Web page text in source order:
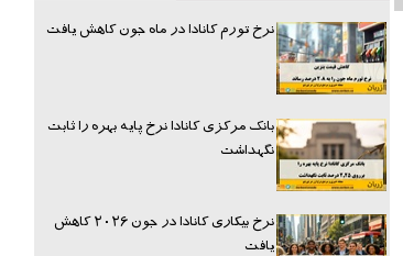
نرخ تورم کانادا در ماه جون کاهش یافت
بانک مرکزی کانادا نرخ پایه بهره را ثابت
نگهداشت
نرخ بیکاری کانادا در جون ۲۰۲۶ کاهش
یافت